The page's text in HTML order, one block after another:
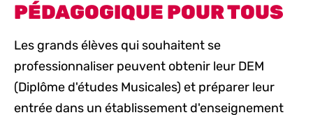
PÉDAGOGIQUE POUR TOUS
Les grands élèves qui souhaitent se
professionnaliser peuvent obtenir leur DEM
(Diplôme d'études Musicales) et préparer leur
entrée dans un établissement d'enseignement